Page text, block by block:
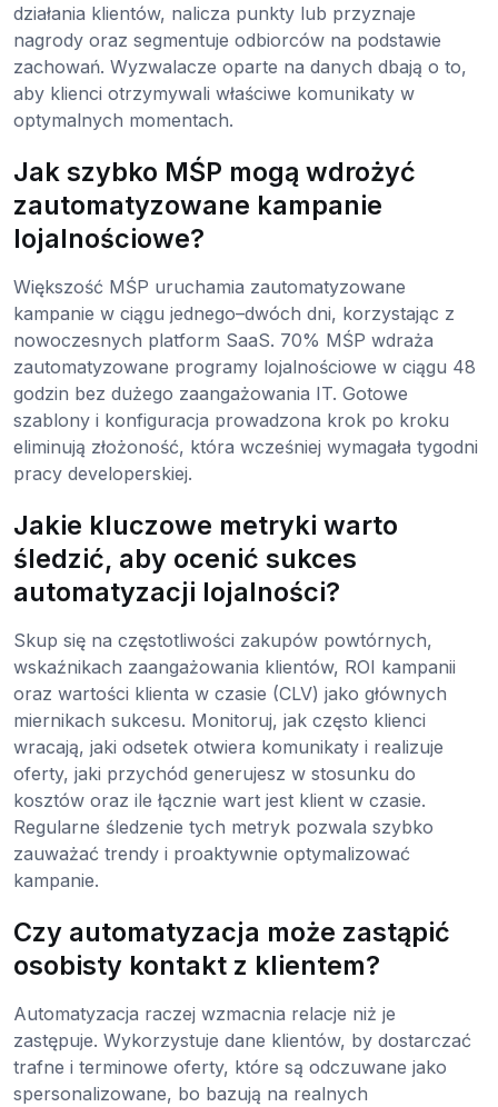
działania klientów, nalicza punkty lub przyznaje
nagrody oraz segmentuje odbiorców na podstawie
zachowań. Wyzwalacze oparte na danych dbają o to,
aby klienci otrzymywali właściwe komunikaty w
optymalnych momentach.
Jak szybko MŚP mogą wdrożyć
zautomatyzowane kampanie
lojalnościowe?
Większość MŚP uruchamia zautomatyzowane
kampanie w ciągu jednego–dwóch dni, korzystając z
nowoczesnych platform SaaS. 70% MŚP wdraża
zautomatyzowane programy lojalnościowe w ciągu 48
godzin bez dużego zaangażowania IT. Gotowe
szablony i konfiguracja prowadzona krok po kroku
eliminują złożoność, która wcześniej wymagała tygodni
pracy developerskiej.
Jakie kluczowe metryki warto
śledzić, aby ocenić sukces
automatyzacji lojalności?
Skup się na częstotliwości zakupów powtórnych,
wskaźnikach zaangażowania klientów, ROI kampanii
oraz wartości klienta w czasie (CLV) jako głównych
miernikach sukcesu. Monitoruj, jak często klienci
wracają, jaki odsetek otwiera komunikaty i realizuje
oferty, jaki przychód generujesz w stosunku do
kosztów oraz ile łącznie wart jest klient w czasie.
Regularne śledzenie tych metryk pozwala szybko
zauważać trendy i proaktywnie optymalizować
kampanie.
Czy automatyzacja może zastąpić
osobisty kontakt z klientem?
Automatyzacja raczej wzmacnia relacje niż je
zastępuje. Wykorzystuje dane klientów, by dostarczać
trafne i terminowe oferty, które są odczuwane jako
spersonalizowane, bo bazują na realnych